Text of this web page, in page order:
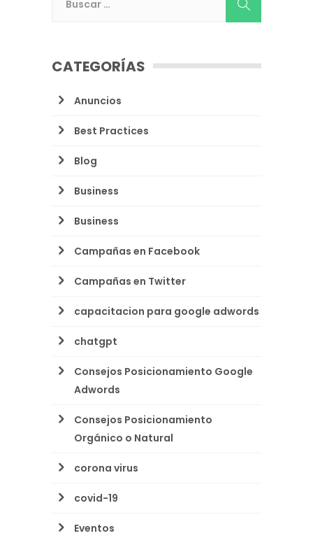
CATEGORÍAS
Anuncios
Best Practices
Blog
Business
Business
Campañas en Facebook
Campañas en Twitter
capacitacion para google adwords
chatgpt
Consejos Posicionamiento Google
Adwords
Consejos Posicionamiento
Orgánico o Natural
corona virus
covid-19
Eventos